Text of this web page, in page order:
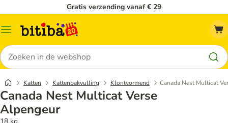
Gratis verzending vanaf € 29
Catalogusmenu
Zoeken
Katten Kattenbakvulling Klontvormend Canada Nest Multicat
Canada Nest Multicat Verse
Alpengeur